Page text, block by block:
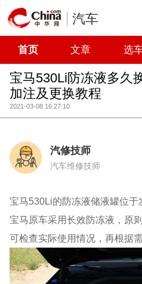
汽车
首页 文章 选
宝马530Li防冻液多久
加注及更换教程
2021-03-08 16:27:10
汽修技师
汽车维修技师
宝马530Li的防冻液储液罐位于
宝马原车采用长效防冻液，原
可检查实际使用情况，再根据需